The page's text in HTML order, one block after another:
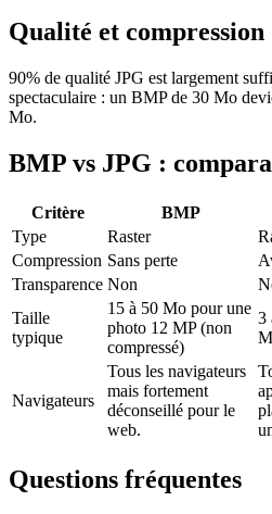
Qualité et compression
90% de qualité JPG est largement
spectaculaire : un BMP de 30 Mo
Mo.
BMP vs JPG :
Critère BMP
Type
Raster
Compression Sans perte
Transparence Non
Taille
typique
15 à 50 Mo pour une
photo 12 MP (non
compressé)
3
Navigateurs
Tous les navigateurs
mais fortement
déconseillé pour le
web.
Questions fréquentes